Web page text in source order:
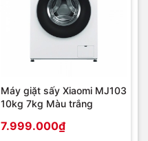
Máy giặt sấy Xiaomi MJ103
10kg 7kg Màu trắng
7.999.000₫